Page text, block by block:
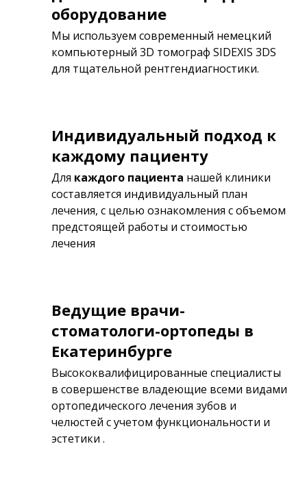
оборудование
Мы используем современный немецкий
компьютерный 3D томограф SIDEXIS 3DS
для тщательной рентгендиагностики.
Индивидуальный подход к
каждому пациенту
Для каждого пациента нашей клиники
составляется индивидуальный план
лечения, с целью ознакомления с объемом
предстоящей работы и стоимостью
лечения
Ведущие врачи-
стоматологи-ортопеды в
Екатеринбурге
Высококвалифицированные специалисты
в совершенстве владеющие всеми видами
ортопедического лечения зубов и
челюстей с учетом функциональности и
эстетики .